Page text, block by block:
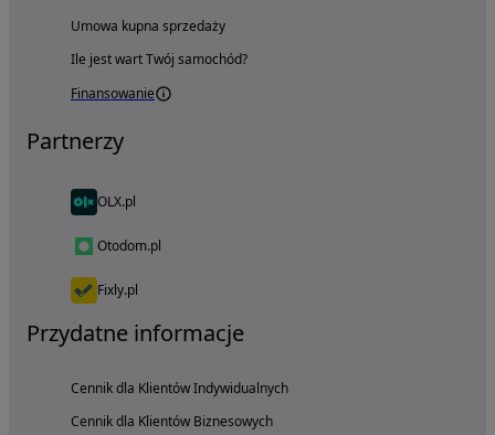
Umowa kupna sprzedaży
Ile jest wart Twój samochód?
Finansowanie
Partnerzy
OLX.pl
Otodom.pl
Fixly.pl
Przydatne informacje
Cennik dla Klientów Indywidualnych
Cennik dla Klientów Biznesowych